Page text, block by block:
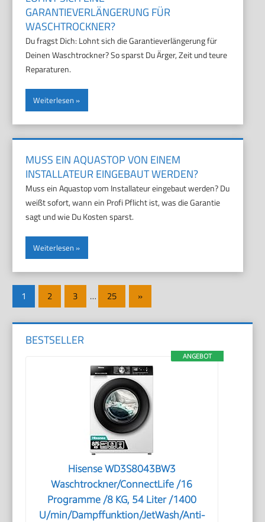
GARANTIEVERLÄNGERUNG FÜR
WASCHTROCKNER?
Du fragst Dich: Lohnt sich die Garantieverlängerung für
Deinen Waschtrockner? So sparst Du Ärger, Zeit und teure
Reparaturen.
Weiterlesen
MUSS EIN AQUASTOP VON EINEM
INSTALLATEUR EINGEBAUT WERDEN?
Muss ein Aquastop vom Installateur eingebaut werden? Du
weißt sofort, wann ein Profi Pflicht ist, was die Garantie
sagt und wie Du Kosten sparst.
Weiterlesen
Seitennummerierung
der
Beiträge
1 2 3 … 25
Nächste
Beiträge
»
BESTSELLER
ANGEBOT
Hisense WD3S8043BW3
Waschtrockner/ConnectLife /16
Programme /8 KG, 54 Liter /1400
U/min/Dampffunktion/JetWash/Anti-